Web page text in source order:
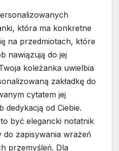
która ma konkretne
na przedmiotach, które
nawiązują do jej
koleżanka uwielbia
zakładkę do
cytatem jej
dedykacją od Ciebie.
być elegancki notatnik
do zapisywania wrażeń
przemyśleń. Dla